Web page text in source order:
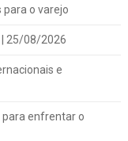
para o varejo
| 25/08/2026
e
para enfrentar o